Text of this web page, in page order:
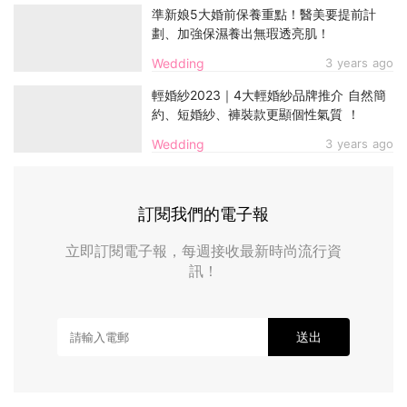
Wedding 3 years ago
準新娘5大婚前保養重點！醫美要提前計
劃、加強保濕養出無瑕透亮肌！
Wedding 3 years ago
輕婚紗2023｜4大輕婚紗品牌推介 自然簡
約、短婚紗、褲裝款更顯個性氣質 ！
訂閱我們的電子報
立即訂閱電子報，每週接收最新時尚流行資
訊！
送出